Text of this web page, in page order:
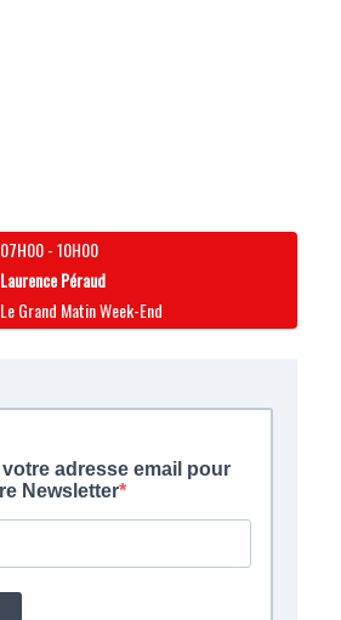
07H00-10H00
Laurence Péraud
Le Grand Matin Week-End